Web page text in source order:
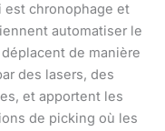
est chronophage et
automatiser le
de manière
des lasers, des
et apportent les
de picking où les